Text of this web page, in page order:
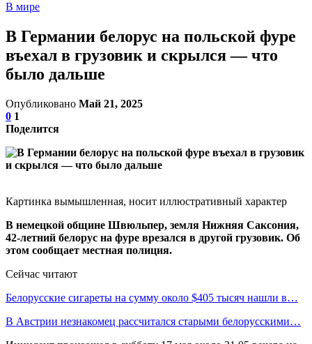
В мире
В Германии белорус на польской фуре
въехал в грузовик и скрылся — что
было дальше
Опубликовано Май 21, 2025
0 1
Поделится
Картинка вымышленная, носит иллюстративный характер
В немецкой общине Швюльпер, земля Нижняя Саксония,
42-летний белорус на фуре врезался в другой грузовик. Об
этом сообщает местная полиция.
Сейчас читают
Белорусские сигареты на сумму около $405 тысяч нашли в…
В Австрии незнакомец рассчитался старыми белорусскими…